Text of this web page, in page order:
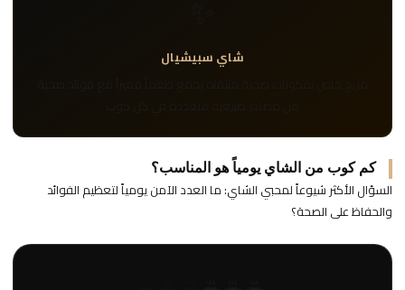
شاي سبيشيال
مزيج خاص بمكونات صحية منتقاة يجمع طعماً مميزاً مع فوائد صحية
من مصادر طبيعية متعددة في كل كوب
كم كوب من الشاي يومياً هو المناسب؟
السؤال الأكثر شيوعاً لمحبي الشاي: ما العدد الآمن يومياً لتعظيم الفوائد
والحفاظ على الصحة؟